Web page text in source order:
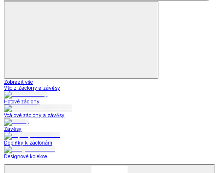
Zobrazit vše
Vše z Záclony a závěsy
Hotové záclony
Voálové záclony a závěsy
Závěsy
Doplňky k záclonám
Designové kolekce